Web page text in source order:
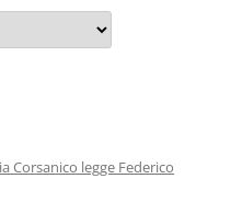
Corsanico legge Federico